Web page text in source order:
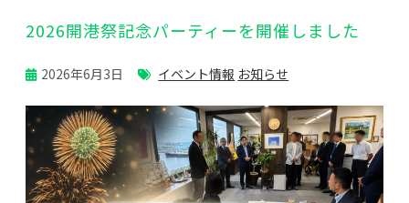
2026開港祭記念パーティーを開催しました
2026年6月3日 イベント情報 お知らせ